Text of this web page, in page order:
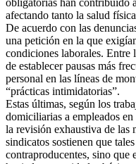
afectando tanto la salud
De acuerdo con las
una petición en la que
condiciones laborales. Entre
de establecer pausas más
personal en las líneas de
“prácticas intimidatorias”.
Estas últimas, según los
domiciliarias a empleados
la revisión exhaustiva de las
sindicatos sostienen que
contraproducentes, sino que